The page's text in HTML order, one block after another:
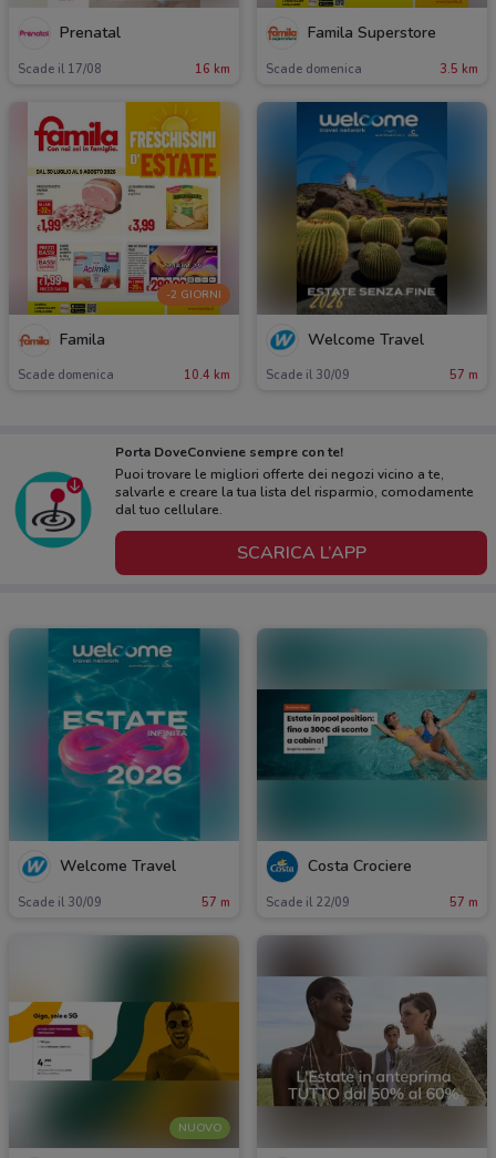
Prenatal
Scade il 17/08 16 km
Famila Superstore
Scade domenica 3.5 km
-2 GIORNI
Famila
Scade domenica 10.4 km
Welcome Travel
Scade il 30/09 57 m
Porta DoveConviene sempre con te!
Puoi trovare le migliori offerte dei negozi vicino a te,
salvarle e creare la tua lista del risparmio, comodamente
dal tuo cellulare.
SCARICA L’APP
Welcome Travel
Scade il 30/09 57 m
Costa Crociere
Scade il 22/09 57 m
NUOVO